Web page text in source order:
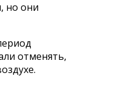
но они
отменять,